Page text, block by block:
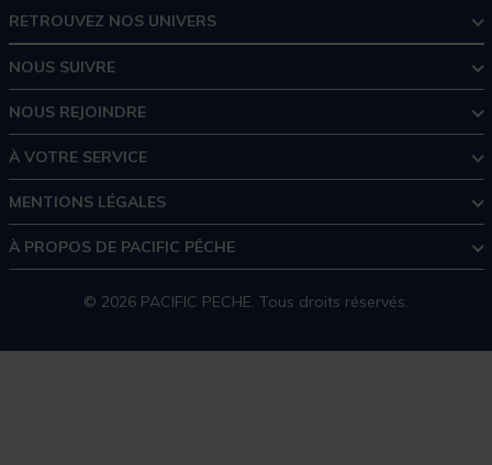
RETROUVEZ NOS UNIVERS
NOUS SUIVRE
NOUS REJOINDRE
À VOTRE SERVICE
MENTIONS LÉGALES
À PROPOS DE PACIFIC PÊCHE
© 2026 PACIFIC PECHE. Tous droits réservés.